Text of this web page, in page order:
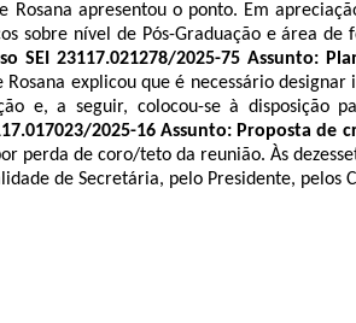
Rosana apresentou o ponto. Em
sobre nível de Pós-Graduação e área
SEI 23117.021278/2025-75 Assunto:
Rosana explicou que é necessário
e, a seguir, colocou-se à
2025-16 Assunto: Proposta de
perda de coro/teto da reunião.Às
de Secretária, pelo Presidente,